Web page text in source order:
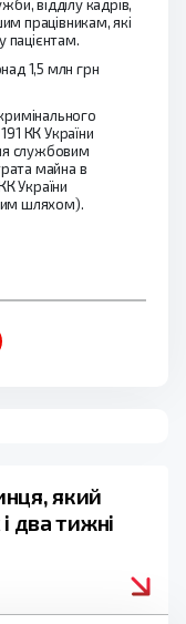
відділу кадрів,
працівникам, які
пацієнтам.
1,5 млн грн
КК України
службовим
майна в
України
шляхом).
який
два тижні